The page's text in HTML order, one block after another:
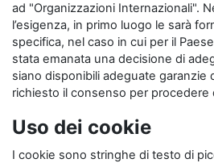
ad "Organizzazioni Internazionali".
l’esigenza, in primo luogo le sarà
specifica, nel caso in cui per il
stata emanata una decisione di
siano disponibili adeguate garanzie
richiesto il consenso per procedere
Uso dei cookie
I cookie sono stringhe di testo di